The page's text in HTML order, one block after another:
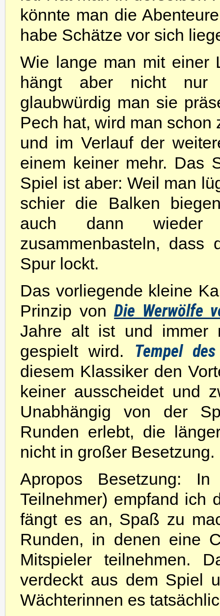
könnte man die
habe Schätze vor sich
Wie lange man mit einer
hängt aber nicht
glaubwürdig man sie
Pech hat, wird man schon
und im Verlauf der
einem keiner mehr. Das
Spiel ist aber: Weil man
schier die Balken
auch dann wieder
zusammenbasteln, dass
Spur lockt.
Das vorliegende kleine
Prinzip vonDie Werwölfe
Jahre alt ist und immer
gespielt wird. Tempel
diesem Klassiker den
keiner ausscheidet und
Unabhängig von der
Runden erlebt, die
nicht in großer Besetzung.
Apropos Besetzung:
Teilnehmer) empfand ich
fängt es an, Spaß zu
Runden, in denen eine
Mitspieler teilnehmen.
verdeckt aus dem Spiel
Wächterinnen es